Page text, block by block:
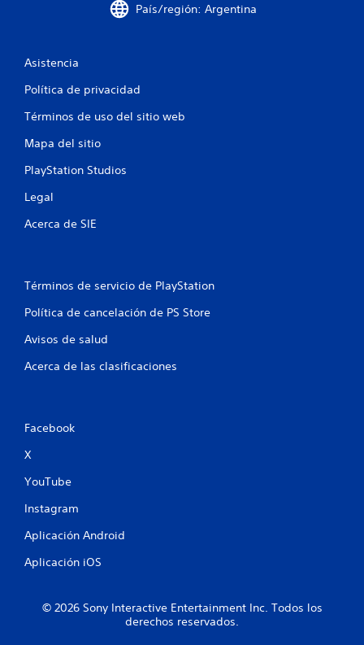
País/región: Argentina
Asistencia
Política de privacidad
Términos de uso del sitio web
Mapa del sitio
PlayStation Studios
Legal
Acerca de SIE
Términos de servicio de PlayStation
Política de cancelación de PS Store
Avisos de salud
Acerca de las clasificaciones
Facebook
X
YouTube
Instagram
Aplicación Android
Aplicación iOS
© 2026 Sony Interactive Entertainment Inc. Todos los
derechos reservados.